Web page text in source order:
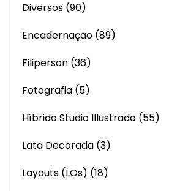
Diversos (90)
Encadernação (89)
Filiperson (36)
Fotografia (5)
Híbrido Studio Illustrado (55)
Lata Decorada (3)
Layouts (LOs) (18)